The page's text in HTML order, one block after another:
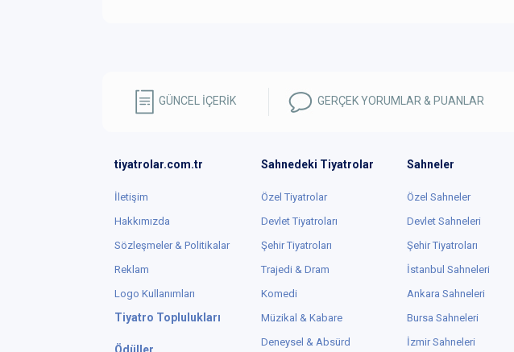
GÜNCEL İÇERİK GERÇEK YORUMLAR & PUANLAR
tiyatrolar.com.tr
İletişim
Hakkımızda
Sözleşmeler & Politikalar
Reklam
Logo Kullanımları
Tiyatro Toplulukları
Sahnedeki Tiyatrolar
Özel Tiyatrolar
Devlet Tiyatroları
Şehir Tiyatroları
Trajedi & Dram
Komedi
Müzikal & Kabare
Deneysel & Absürd
Sahneler
Özel Sahneler
Devlet Sahneleri
Şehir Tiyatroları
İstanbul Sahneleri
Ankara Sahneleri
Bursa Sahneleri
İzmir Sahneleri